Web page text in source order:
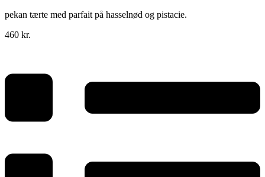
pekan tærte med parfait på hasselnød og pistacie.
460 kr.